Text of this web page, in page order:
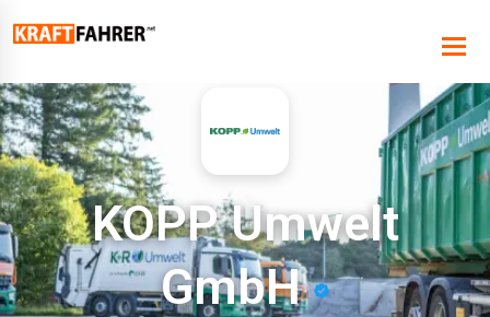
KOPP Umwelt
GmbH